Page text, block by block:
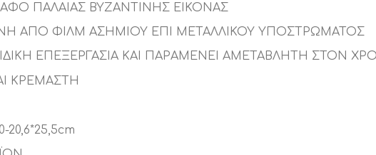
ΠΑΛΑΙΑΣ ΒΥΖΑΝΤΙΝΗΣ ΕΙΚΟΝΑΣ
ΑΠΟ ΦΙΛΜ ΑΣΗΜΙΟΥ ΕΠΙ ΜΕΤΑΛΛΙΚΟΥ ΥΠΟΣΤΡΩΜΑΤΟΣ
ΕΠΕΞΕΡΓΑΣΙΑ ΚΑΙ ΠΑΡΑΜΕΝΕΙ ΑΜΕΤΑΒΛΗΤΗ ΣΤΟΝ
ΚΡΕΜΑΣΤΗ
20,6*25,5cm